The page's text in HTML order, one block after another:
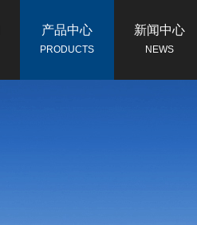
产品中心
PRODUCTS
新闻中心
NEWS